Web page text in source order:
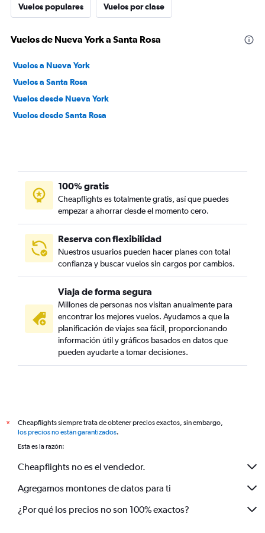
Vuelos populares Vuelos por clase
Vuelos de Nueva York a Santa Rosa
Vuelos a Nueva York
Vuelos a Santa Rosa
Vuelos desde Nueva York
Vuelos desde Santa Rosa
100% gratis
Cheapflights es totalmente gratis, así que puedes
empezar a ahorrar desde el momento cero.
Reserva con flexibilidad
Nuestros usuarios pueden hacer planes con total
confianza y buscar vuelos sin cargos por cambios.
Viaja de forma segura
Millones de personas nos visitan anualmente para
encontrar los mejores vuelos. Ayudamos a que la
planificación de viajes sea fácil, proporcionando
información útil y gráficos basados en datos que
pueden ayudarte a tomar decisiones.
*
Cheapflights siempre trata de obtener precios exactos, sin embargo,
los precios no están garantizados.
Esta es la razón:
Cheapflights no es el vendedor.
Agregamos montones de datos para ti
¿Por qué los precios no son 100% exactos?